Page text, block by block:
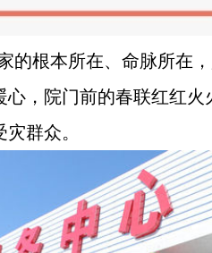
的根本所在、命脉所在
心，院门前的春联红红
群众。